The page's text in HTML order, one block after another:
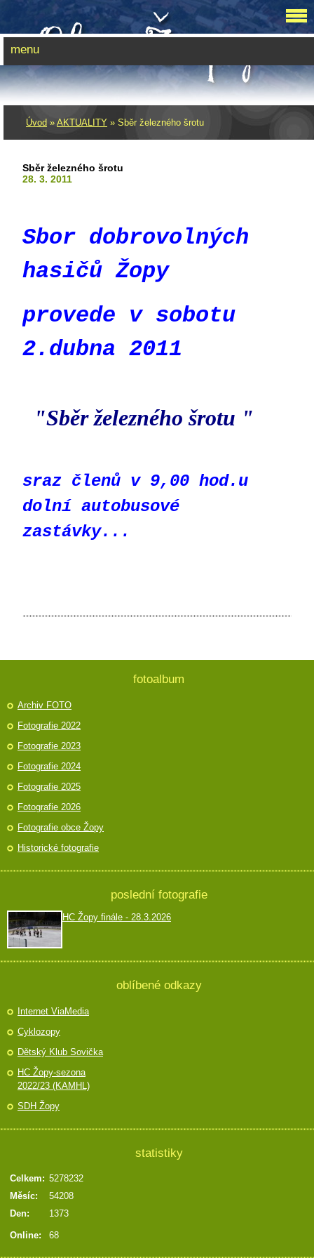
Úvod » AKTUALITY » Sběr železného šrotu
Sběr železného šrotu
28. 3. 2011
Sbor dobrovolných
hasičů Žopy
provede v sobotu
2.dubna 2011
"Sběr železného šrotu "
sraz členů v 9,00 hod.u
dolní autobusové
zastávky...
menu
fotoalbum
Archiv FOTO
Fotografie 2022
Fotografie 2023
Fotografie 2024
Fotografie 2025
Fotografie 2026
Fotografie obce Žopy
Historické fotografie
poslední fotografie
HC Žopy finále - 28.3.2026
oblíbené odkazy
Internet ViaMedia
Cyklozopy
Dětský Klub Sovička
HC Žopy-sezona
2022/23 (KAMHL)
SDH Žopy
statistiky
Online: 68
Celkem: 5278232
Měsíc:
54208
Den:
1373